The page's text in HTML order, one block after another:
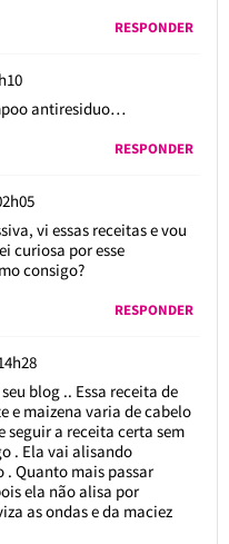
RESPONDER
antiresiduo…
RESPONDER
vi essas receitas e vou
curiosa por esse
consigo?
RESPONDER
blog .. Essa receita de
e maizena varia de cabelo
seguir a receita certa sem
. Ela vai alisando
. Quanto mais passar
ela não alisa por
as ondas e da maciez